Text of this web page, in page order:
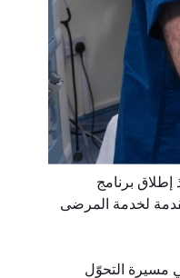
منذ إطلاق برنامج
الطبية المتقدمة لخدمة المرضى
مسيرة التحوّل